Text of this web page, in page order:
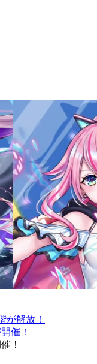
が解放！
催！
！